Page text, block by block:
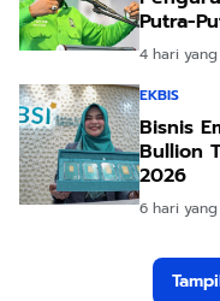
Putra-
4 hari
EKBIS
Bisnis
Bullion
2026
6 hari